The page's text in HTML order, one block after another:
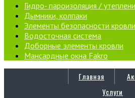
Гидро- пароизоляция /
Дымники, колпаки
Элементы безопасности кровли
Водосточная система
Доборные элементы кровли
Мансардные окна Fakro
Главная
Услуги